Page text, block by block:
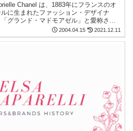
Chanel は、1883年にフランスのオ
に生まれたファッション・デザイナ
グランド・マドモアゼル」と愛称され
ーです。シャネルは唯一のスタイルしか
が多く、シャネルの真髄は近代生活に
て遊び感覚に尽きます。
2004.04.15 2021.12.11